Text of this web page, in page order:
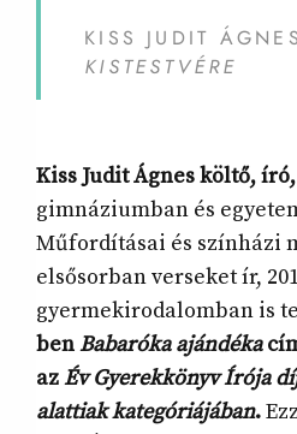
KISS JUDIT
KISTESTVÉRE
Kiss Judit Ágnes költő,
gimnáziumban és
Műfordításai és színházi
elsősorban verseket ír,
gyermekirodalomban is
benBabaróka ajándéka
azÉv Gyerekkönyv Írója
alattiak kategóriájában.